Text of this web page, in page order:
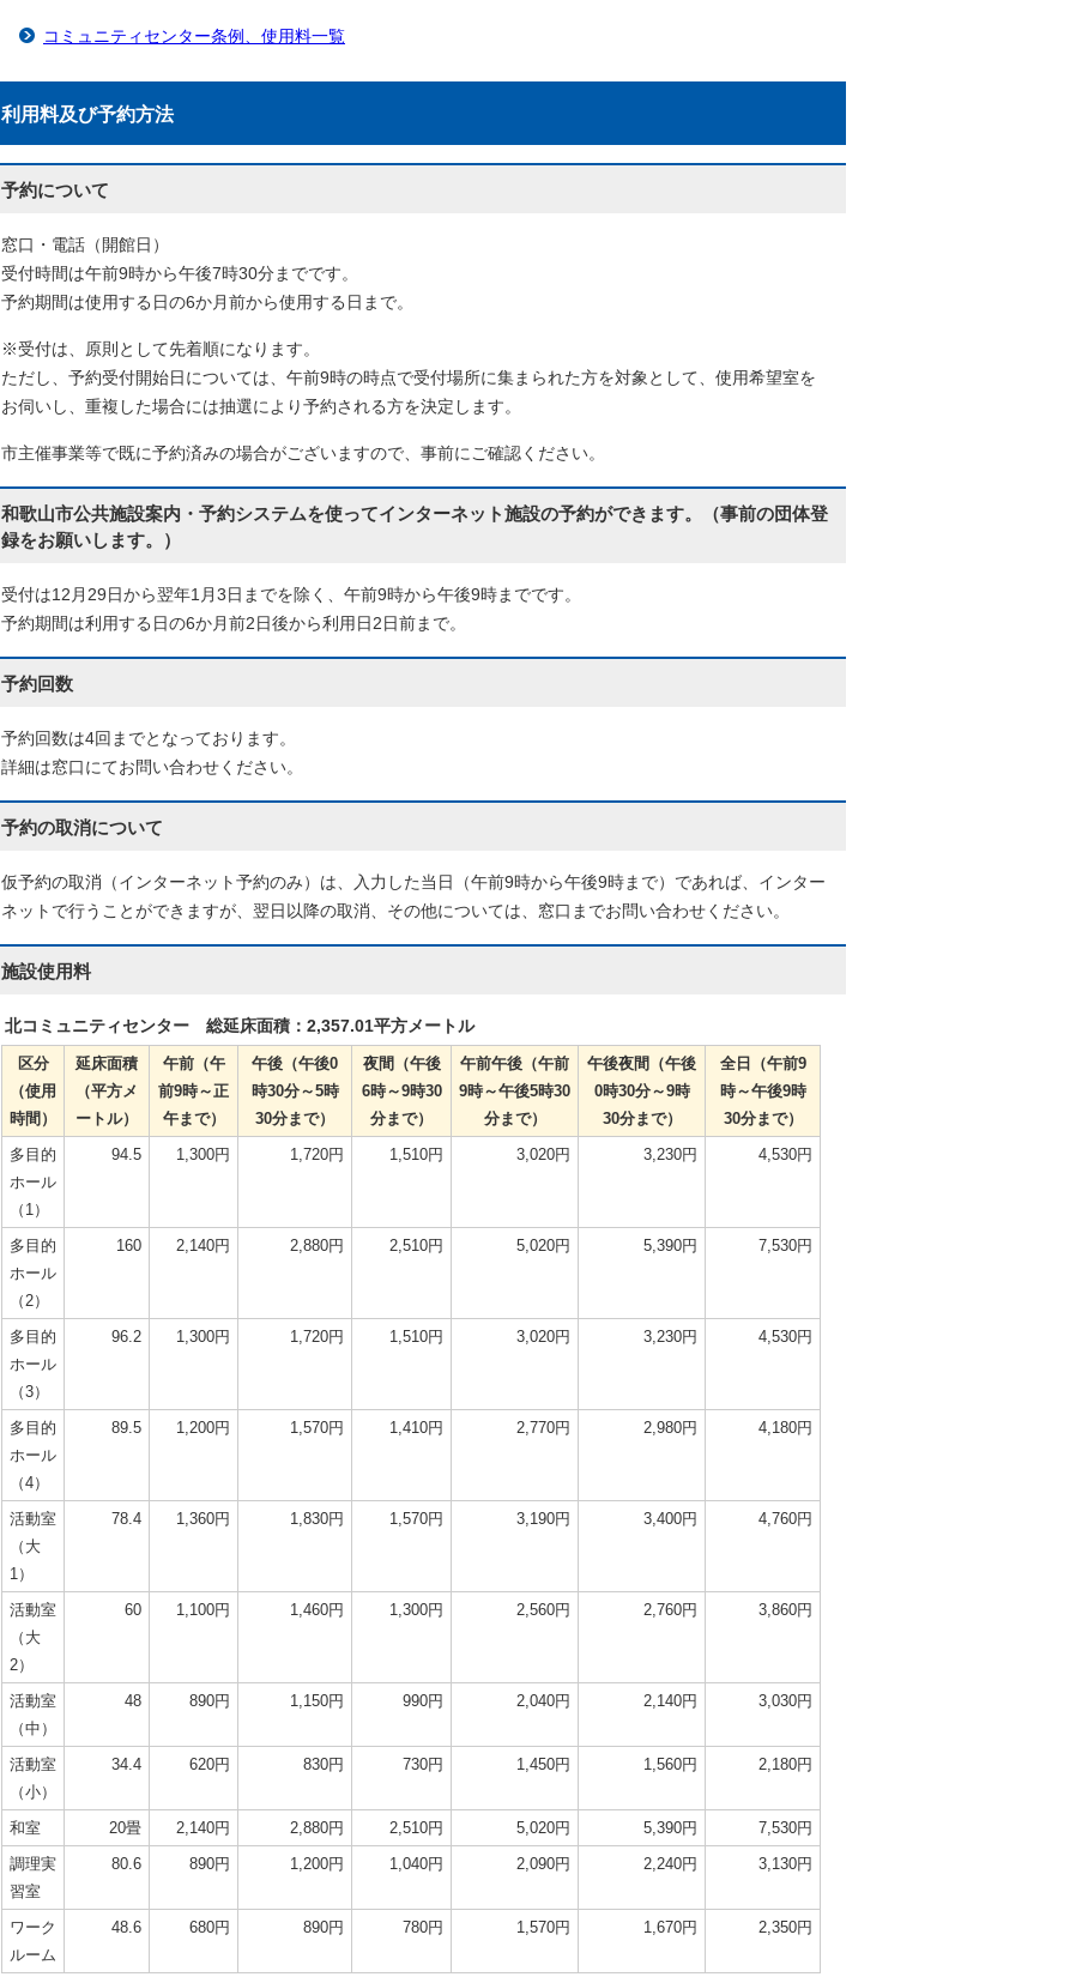
コミュニティセンター条例、使用料一覧
利用料及び予約方法
予約について
窓口・電話（開館日）
受付時間は午前9時から午後7時30分までです。
予約期間は使用する日の6か月前から使用する日まで。
※受付は、原則として先着順になります。
ただし、予約受付開始日については、午前9時の時点で受付場所に集まられた方を対象として、使用希望室を
お伺いし、重複した場合には抽選により予約される方を決定します。
市主催事業等で既に予約済みの場合がございますので、事前にご確認ください。
和歌山市公共施設案内・予約システムを使ってインターネット施設の予約ができます。（事前の団体登
録をお願いします。）
受付は12月29日から翌年1月3日までを除く、午前9時から午後9時までです。
予約期間は利用する日の6か月前2日後から利用日2日前まで。
予約回数
予約回数は4回までとなっております。
詳細は窓口にてお問い合わせください。
予約の取消について
仮予約の取消（インターネット予約のみ）は、入力した当日（午前9時から午後9時まで）であれば、インター
ネットで行うことができますが、翌日以降の取消、その他については、窓口までお問い合わせください。
施設使用料
北コミュニティセンター 総延床面積：2,357.01平方メートル
区分
（使用
時間）
延床面積
（平方メ
ートル）
午前（午
前9時～正
午まで）
午後（午後0
時30分～5時
30分まで）
夜間（午後
6時～9時30
分まで）
午前午後（午前
9時～午後5時30
分まで）
午後夜間（午後
0時30分～9時
30分まで）
全日（午前9
時～午後9時
30分まで）
多目的
ホール
（1）
94.5 1,300円 1,720円 1,510円 3,020円 3,230円 4,530円
多目的
ホール
（2）
160 2,140円 2,880円 2,510円 5,020円 5,390円 7,530円
多目的
ホール
（3）
96.2 1,300円 1,720円 1,510円 3,020円 3,230円 4,530円
多目的
ホール
（4）
89.5 1,200円 1,570円 1,410円 2,770円 2,980円 4,180円
活動室
（大
1）
78.4 1,360円 1,830円 1,570円 3,190円 3,400円 4,760円
活動室
（大
2）
60 1,100円 1,460円 1,300円 2,560円 2,760円 3,860円
活動室
（中）
48 890円 1,150円 990円 2,040円 2,140円 3,030円
活動室
（小）
34.4 620円 830円 730円 1,450円 1,560円 2,180円
和室 20畳 2,140円 2,880円 2,510円 5,020円 5,390円
7,530円
調理実
習室
80.6 890円 1,200円 1,040円 2,090円 2,240円 3,130円
ワーク
ルーム
48.6 680円 890円 780円 1,570円 1,670円 2,350円